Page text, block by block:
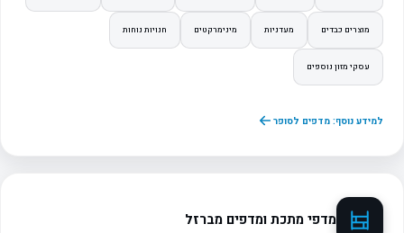
מוצרים כבדים מעדניות מינימרקטים חנויות נוחות
עסקי מזון נוספים
למידע נוסף: מדפים לסופר
מדפי מתכת ומדפים מברזל